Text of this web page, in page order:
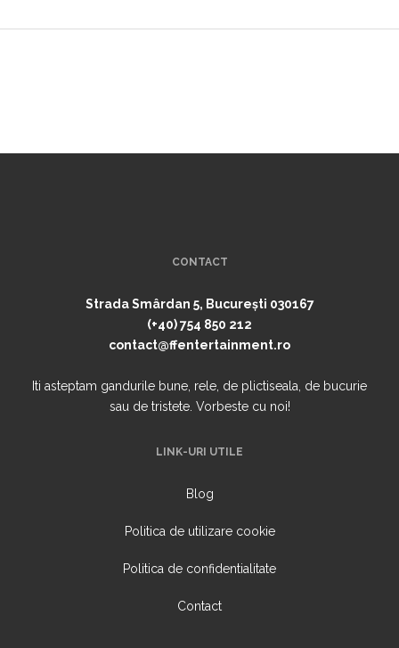
CONTACT
Strada Smârdan 5, București 030167
(+40) 754 850 212
contact@ffentertainment.ro
Iti asteptam gandurile bune, rele, de plictiseala, de bucurie
sau de tristete. Vorbeste cu noi!
LINK-URI UTILE
Blog
Politica de utilizare cookie
Politica de confidentialitate
Contact